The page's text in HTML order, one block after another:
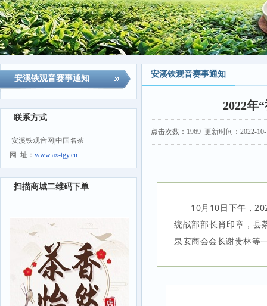
安溪铁观音赛事通知
联系方式
安溪铁观音网|中国名茶
网 址： www.ax-tgy.cn
扫描商城二维码下单
安溪铁观音赛事通知
2022年
点击次数： 1969 更新时间：2022-
10月10日下午，
统战部部长肖印章，县
泉安商会会长谢贵林等